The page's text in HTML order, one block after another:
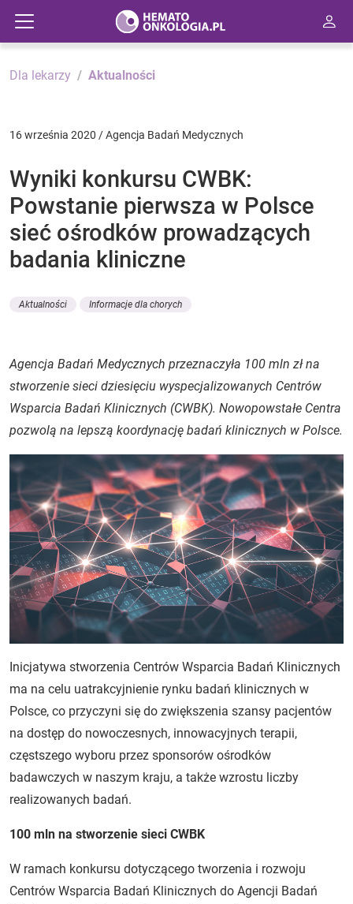
Dla lekarzy Aktualności
16 września 2020 / Agencja Badań Medycznych
Wyniki konkursu CWBK:
Powstanie pierwsza w Polsce
sieć ośrodków prowadzących
badania kliniczne
Aktualności Informacje dla chorych
Agencja Badań Medycznych przeznaczyła 100 mln zł na
stworzenie sieci dziesięciu wyspecjalizowanych Centrów
Wsparcia Badań Klinicznych (CWBK). Nowopowstałe Centra
pozwolą na lepszą koordynację badań klinicznych w Polsce.
Inicjatywa stworzenia Centrów Wsparcia Badań Klinicznych
ma na celu uatrakcyjnienie rynku badań klinicznych w
Polsce, co przyczyni się do zwiększenia szansy pacjentów
na dostęp do nowoczesnych, innowacyjnych terapii,
częstszego wyboru przez sponsorów ośrodków
badawczych w naszym kraju, a także wzrostu liczby
realizowanych badań.
100 mln na stworzenie sieci CWBK
W ramach konkursu dotyczącego tworzenia i rozwoju
Centrów Wsparcia Badań Klinicznych do Agencji Badań